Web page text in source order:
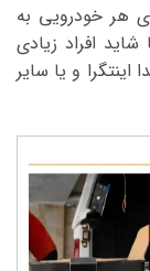
هر خودرویی به
افراد زیادی
و یا سایر